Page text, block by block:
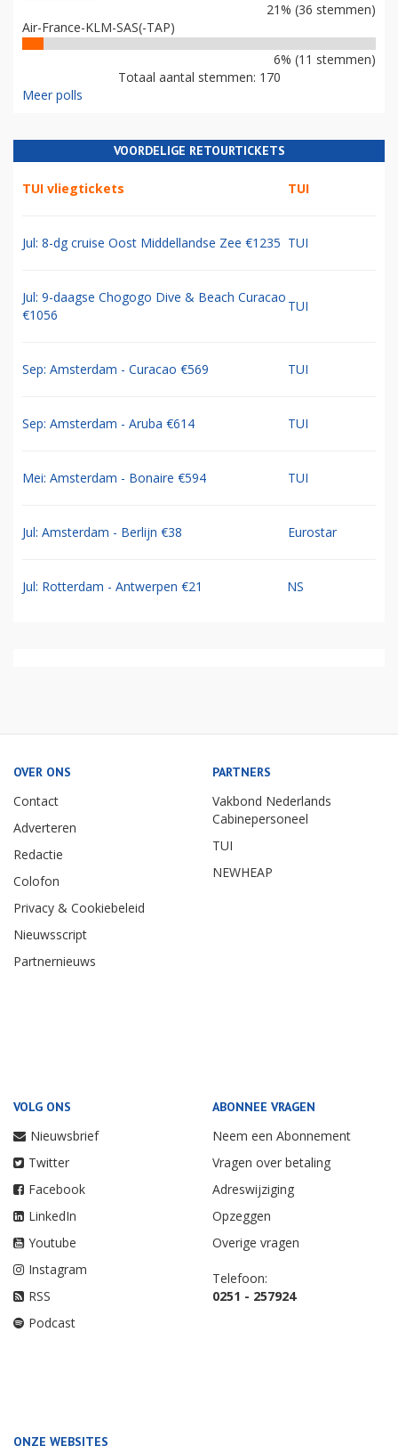
21% (36 stemmen)
Air-France-KLM-SAS(-TAP)
6% (11 stemmen)
Totaal aantal stemmen: 170
Meer polls
VOORDELIGE RETOURTICKETS
TUI vliegtickets TUI
Jul: 8-dg cruise Oost Middellandse Zee €1235 TUI
Jul: 9-daagse Chogogo Dive & Beach Curacao
€1056
TUI
Sep: Amsterdam - Curacao €569 TUI
Sep: Amsterdam - Aruba €614 TUI
Mei: Amsterdam - Bonaire €594 TUI
Jul: Amsterdam - Berlijn €38 Eurostar
Jul: Rotterdam - Antwerpen €21 NS
OVER ONS
Contact
Adverteren
Redactie
Colofon
Privacy & Cookiebeleid
Nieuwsscript
Partnernieuws
PARTNERS
Vakbond Nederlands
Cabinepersoneel
TUI
NEWHEAP
VOLG ONS
Nieuwsbrief
Twitter
Facebook
LinkedIn
Youtube
Instagram
RSS
Podcast
ABONNEE VRAGEN
Neem een Abonnement
Vragen over betaling
Adreswijziging
Opzeggen
Overige vragen
Telefoon:
0251 - 257924
ONZE WEBSITES